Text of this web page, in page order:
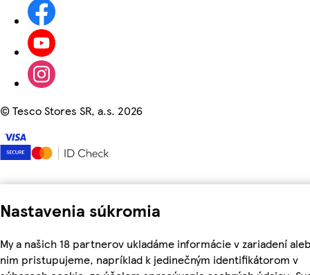
Nastavenia súkromia
My a našich 18 partnerov ukladáme informácie v zariadení
nim pristupujeme, napríklad k jedinečným identifikátorom v
©Tesco Stores SR, a.s. 2026